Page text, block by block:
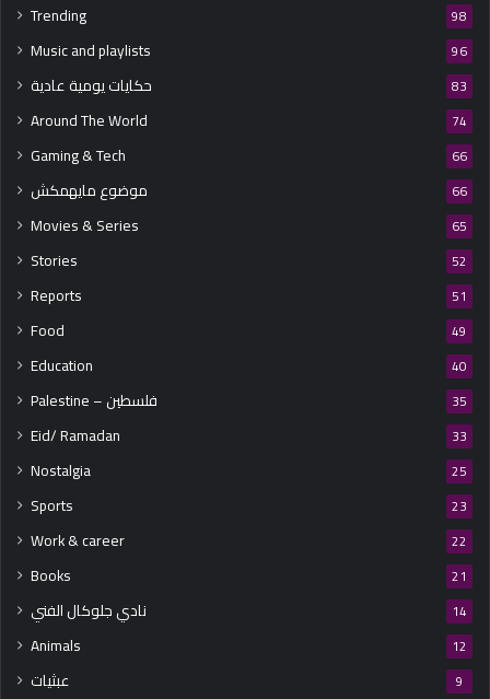
Trending 98
Music and playlists 96
حكايات يومية عادية 83
Around The World 74
Gaming & Tech 66
موضوع مايهمكش 66
Movies & Series 65
Stories 52
Reports 51
Food 49
Education 40
Palestine – فلسطين 35
Eid/ Ramadan 33
Nostalgia 25
Sports 23
Work & career 22
Books 21
نادي جلوكال الفني 14
Animals 12
عبثيات 9